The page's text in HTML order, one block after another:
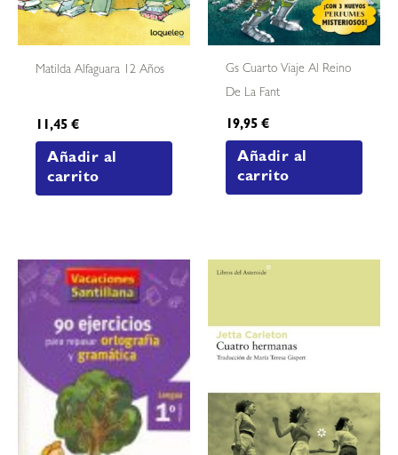
Matilda Alfaguara 12 Años
11,45€
Añadir al
carrito
Gs Cuarto Viaje Al Reino
De La Fant
19,95€
Añadir al
carrito